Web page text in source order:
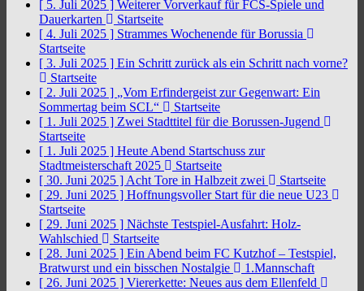
[ 5. Juli 2025 ] Weiterer Vorverkauf für FCS-Spiele und
Dauerkarten
Startseite
[ 4. Juli 2025 ] Strammes Wochenende für Borussia
Startseite
[ 3. Juli 2025 ] Ein Schritt zurück als ein Schritt nach vorne?
Startseite
[ 2. Juli 2025 ] „Vom Erfindergeist zur Gegenwart: Ein
Sommertag beim SCL“
Startseite
[ 1. Juli 2025 ] Zwei Stadttitel für die Borussen-Jugend
Startseite
[ 1. Juli 2025 ] Heute Abend Startschuss zur
Stadtmeisterschaft 2025
Startseite
[ 30. Juni 2025 ] Acht Tore in Halbzeit zwei
Startseite
[ 29. Juni 2025 ] Hoffnungsvoller Start für die neue U23
Startseite
[ 29. Juni 2025 ] Nächste Testspiel-Ausfahrt: Holz-
Wahlschied
Startseite
[ 28. Juni 2025 ] Ein Abend beim FC Kutzhof – Testspiel,
Bratwurst und ein bisschen Nostalgie
1.Mannschaft
[ 26. Juni 2025 ] Viererkette: Neues aus dem Ellenfeld